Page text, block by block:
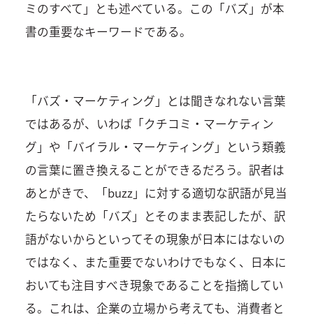
ミのすべて」とも述べている。この「バズ」が本
書の重要なキーワードである。
「バズ・マーケティング」とは聞きなれない言葉
ではあるが、いわば「クチコミ・マーケティン
グ」や「バイラル・マーケティング」という類義
の言葉に置き換えることができるだろう。訳者は
あとがきで、「buzz」に対する適切な訳語が見当
たらないため「バズ」とそのまま表記したが、訳
語がないからといってその現象が日本にはないの
ではなく、また重要でないわけでもなく、日本に
おいても注目すべき現象であることを指摘してい
る。これは、企業の立場から考えても、消費者と